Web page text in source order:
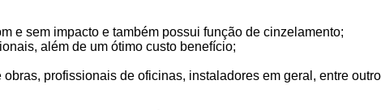
e sem impacto e também possui função de cinzelamento;
além de um ótimo custo benefício;
profissionais de oficinas, instaladores em geral, entre